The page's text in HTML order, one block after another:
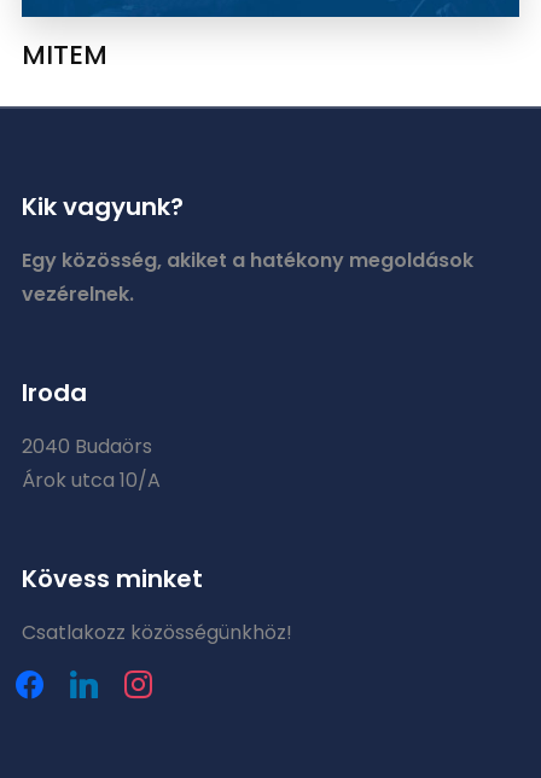
MITEM
Kik vagyunk?
Egy közösség, akiket a hatékony megoldások
vezérelnek.
Iroda
2040 Budaörs
Árok utca 10/A
Kövess minket
Csatlakozz közösségünkhöz!
facebooklinkedininstagram